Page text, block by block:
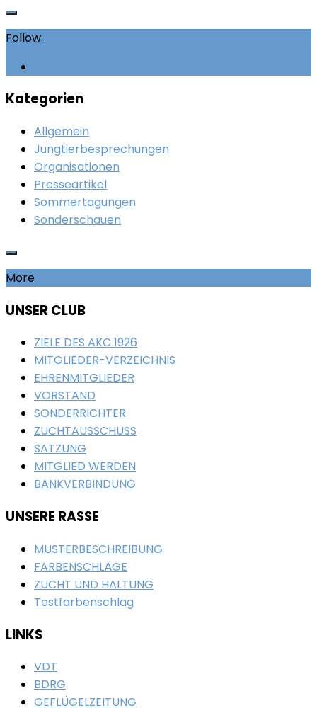
Follow:
Kategorien
Allgemein
Jungtierbesprechungen
Organisationen
Presseartikel
Sommertagungen
Sonderschauen
More
UNSER CLUB
ZIELE DES AKC 1926
MITGLIEDER-VERZEICHNIS
EHRENMITGLIEDER
VORSTAND
SONDERRICHTER
ZUCHTAUSSCHUSS
SATZUNG
MITGLIED WERDEN
BANKVERBINDUNG
UNSERE RASSE
MUSTERBESCHREIBUNG
FARBENSCHLÄGE
ZUCHT UND HALTUNG
Testfarbenschlag
LINKS
VDT
BDRG
GEFLÜGELZEITUNG